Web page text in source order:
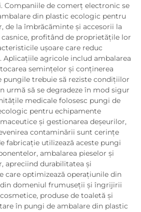
Companiile de comerț electronic se
din plastic ecologic pentru
de la îmbrăcăminte și accesorii la
profitând de proprietățile lor
ușoare care reduc
Aplicațiile agricole includ ambalarea
semințelor și conținerea
pungile trebuie să reziste condițiilor
urmă să se degradeze în mod sigur
medicale folosesc pungi de
pentru echipamente
și gestionarea deșeurilor,
contaminării sunt cerințe
fabricație utilizează aceste pungi
ambalarea pieselor și
apreciind durabilitatea și
care optimizează operațiunile din
domeniul frumuseții și îngrijirii
produse de toaletă și
în pungi de ambalare din plastic